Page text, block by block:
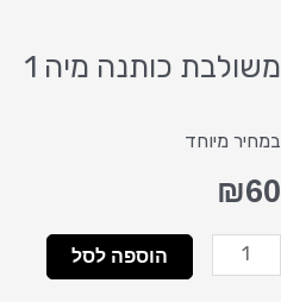
משולבת כותנה מיה 1
במחיר מיוחד
₪60
כמות
של
הוספה לסל